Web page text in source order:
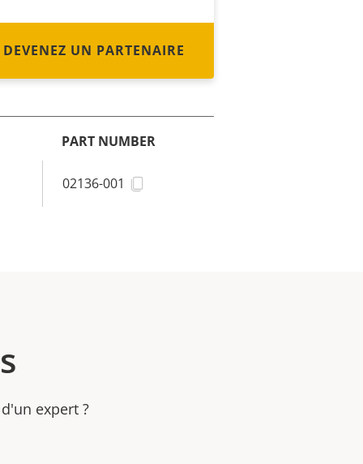
DEVENEZ UN PARTENAIRE
PART NUMBER
02136-001
expert ?